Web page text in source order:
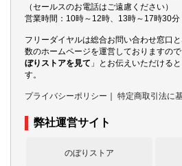
（セールスのお電話はご遠慮ください）
営業時間：10時～12時、13時～17時30分
フリーダイヤルは総合お問い合わせ窓口
数のホームページを運営しておりますの
ぼりストアを見て 」とお伝えいただける
す。
プライバシーポリシー ｜ 特定商取引法に
弊社運営サイト
のぼりストア